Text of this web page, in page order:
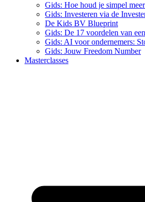
Gids: Hoe houd je simpel
Gids: Investeren via de
De Kids BV Blueprint
Gids: De 17 voordelen van
Gids: AI voor ondernemers:
Gids: Jouw Freedom Number
Masterclasses